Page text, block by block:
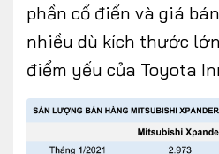
phần cổ điển và giá
nhiều dù kích thước
điểm yếu của Toyota